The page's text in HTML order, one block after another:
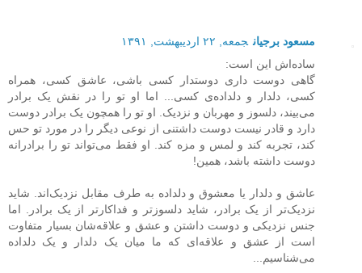
مسعود برجیان جمعه, ۲۲ اردیبهشت, ۱۳۹۱
ساده‌اش این است:
گاهی دوست داری دوستدار کسی باشی، عاشق کسی، همراه
کسی، دلدار و دلداده‌ی کسی... اما او تو را در نقش یک برادر
می‌بیند، دلسوز و مهربان و نزدیک. او تو را همچون یک برادر دوست
دارد و قادر نیست دوست داشتنی از نوعی دیگر را در مورد تو حس
کند، تجربه کند و لمس و مزه کند. او فقط می‌تواند تو را برادرانه
دوست داشته باشد، همین!
عاشق و دلدار یا معشوق و دلداده به طرف مقابل نزدیک‌اند. شاید
نزدیک‌تر از یک برادر، شاید دلسوزتر و فداکارتر از یک برادر. اما
جنس نزدیکی و دوست داشتن و عشق و علاقه‌شان بسیار متفاوت
است از عشق و علاقه‌ای که ما میان یک دلدار و یک دلداده
می‌شناسیم...